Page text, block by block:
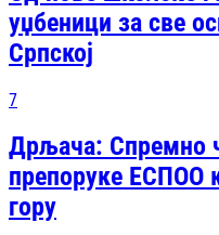
уџбеници за све
Српској
7
Дрљача: Спремно
препоруке ЕСПОО
гору